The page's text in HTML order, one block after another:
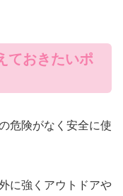
ておきたいポ
危険がなく安全に使
に強くアウトドアや